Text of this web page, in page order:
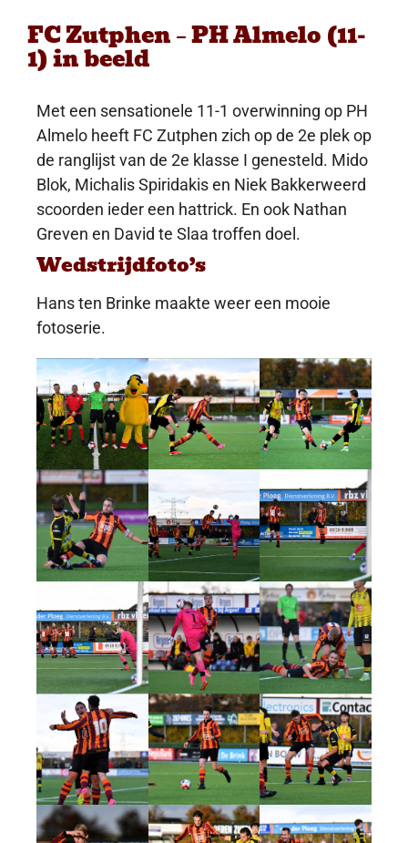
FC Zutphen – PH Almelo (11-
1) in beeld
Met een sensationele 11-1 overwinning op PH
Almelo heeft FC Zutphen zich op de 2e plek op
de ranglijst van de 2e klasse I genesteld. Mido
Blok, Michalis Spiridakis en Niek Bakkerweerd
scoorden ieder een hattrick. En ook Nathan
Greven en David te Slaa troffen doel.
Wedstrijdfoto’s
Hans ten Brinke maakte weer een mooie
fotoserie.